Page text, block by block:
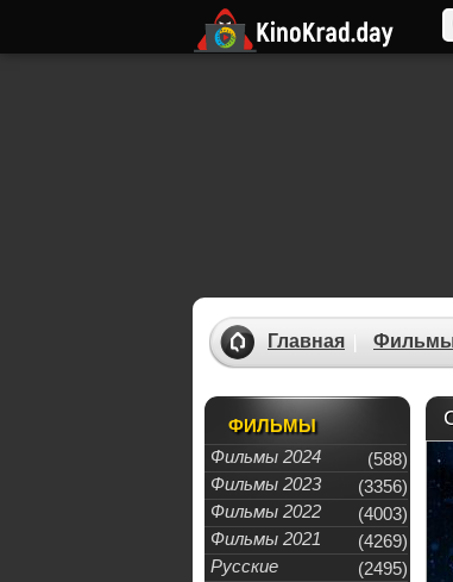
Главная
ФИЛЬМЫ
Фильмы 2024
(588)
Фильмы 2023
(3356)
Фильмы 2022
(4003)
Фильмы 2021
(4269)
Русские
(2495)